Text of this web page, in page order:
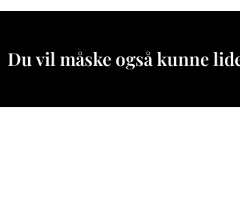
Du vil måske også kunne